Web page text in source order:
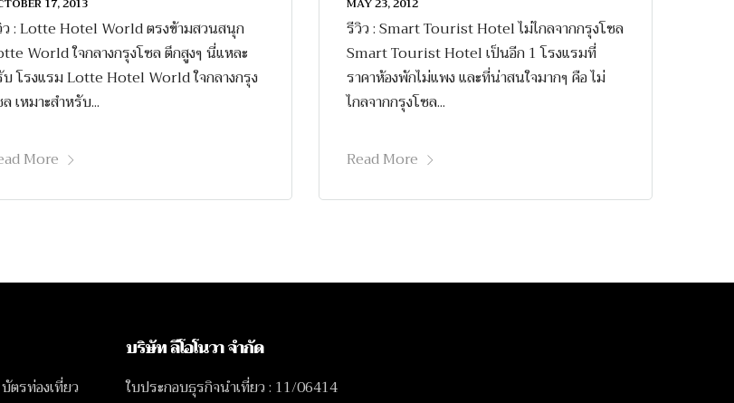
17, 2013
: Lotte Hotel World ตรงข้ามสวนสนุก
World ใจกลางกรุงโซล ตึกสูงๆ นี่แหละ
โรงแรม Lotte Hotel World ใจกลางกรุง
เหมาะสำหรับ...
More
MAY 23, 2012
รีวิว : Smart Tourist Hotel ไม่ไกลจากกรุงโซล
Smart Tourist Hotel เป็นอีก 1 โรงแรมที่
ราคาห้องพักไม่แพง และที่น่าสนใจมากๆ คือ ไม่
ไกลจากกรุงโซล...
Read More
ตรท่องเที่ยว
บริษัท ลีโอโนวา จำกัด
ใบประกอบธุรกิจนำเที่ยว : 11/06414